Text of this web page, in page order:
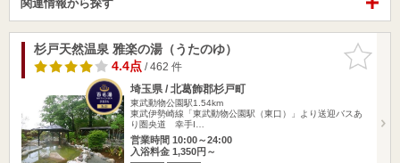
関連情報から探す
お気に入
りに追加
杉戸天然温泉 雅楽の湯（うたのゆ）
4.4点/ 462 件
埼玉県 / 北葛飾郡杉戸町
東武動物公園駅1.54km
東武伊勢崎線「東武動物公園駅（東口）」より送迎バスあ
り圏央道 幸手I…
営業時間 10:00～24:00
入浴料金 1,350円～